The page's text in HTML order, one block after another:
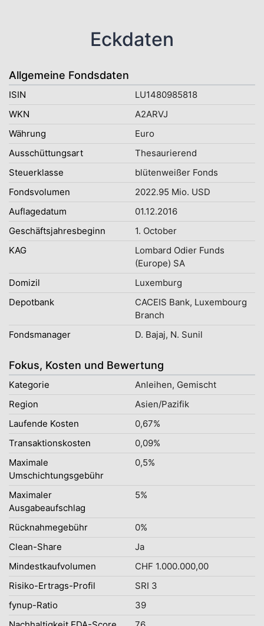
Eckdaten
Allgemeine Fondsdaten
ISIN
LU1480985818
WKN
A2ARVJ
Währung
Euro
Ausschüttungsart
Thesaurierend
Steuerklasse
blütenweißer Fonds
Fondsvolumen
2022.95 Mio. USD
Auflagedatum
01.12.2016
Geschäftsjahresbeginn
1. October
KAG
Lombard Odier Funds
(Europe) SA
Domizil
Luxemburg
Depotbank
CACEIS Bank, Luxembourg
Branch
Fondsmanager
D. Bajaj, N. Sunil
Fokus, Kosten und Bewertung
Kategorie
Anleihen, Gemischt
Region
Asien/Pazifik
Laufende Kosten
0,67%
Transaktionskosten
0,09%
Maximale
Umschichtungsgebühr
0,5%
Maximaler
Ausgabeaufschlag
5%
Rücknahmegebühr
0%
Clean-Share
Ja
Mindestkaufvolumen
CHF 1.000.000,00
Risiko-Ertrags-Profil
SRI 3
fynup-Ratio
39